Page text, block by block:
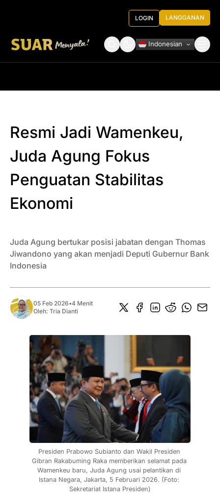
LOGIN LANGGANAN
Indonesian
Resmi Jadi Wamenkeu,
Juda Agung Fokus
Penguatan Stabilitas
Ekonomi
Juda Agung bertukar posisi jabatan dengan Thomas
Jiwandono yang akan menjadi Deputi Gubernur Bank
Indonesia
05 Feb 2026•4 Menit
Oleh: Tria Dianti
Presiden Prabowo Subianto dan Wakil Presiden
Gibran Rakabuming Raka memberikan selamat pada
Wamenkeu baru, Juda Agung usai pelantikan di
Istana Negara, Jakarta, 5 Februari 2026. (Foto:
Sekretariat Istana Presiden)